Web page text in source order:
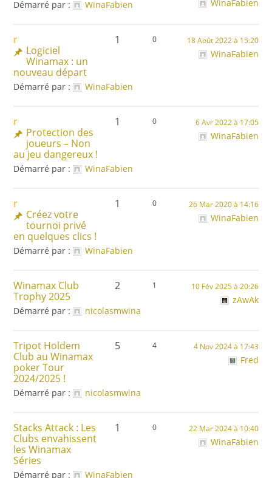
Démarré par : WinaFabien WinaFabien
Logiciel
Winamax : un
nouveau départ
Démarré par : WinaFabien
1 0 18 Août 2022 à 15:20
WinaFabien
Protection des
joueurs – Non
au jeu dangereux !
Démarré par : WinaFabien
1 0 6 Avr 2022 à 17:05
WinaFabien
Créez votre
tournoi privé
en quelques clics !
Démarré par : WinaFabien
1 0 26 Mar 2020 à 14:16
WinaFabien
Winamax Club
Trophy 2025
Démarré par : nicolasmwina
2 1 10 Fév 2025 à 20:26
zAwAk
Tripot Holdem
Club au Winamax
poker Tour
2024/2025 !
Démarré par : nicolasmwina
5 4 4 Nov 2024 à 17:43
Fred
Stacks Attack : Les
Clubs envahissent
les Winamax
Séries
Démarré par : WinaFabien
1 0 22 Mar 2024 à 10:40
WinaFabien